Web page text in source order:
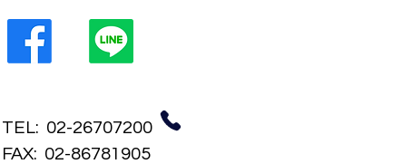
TEL: 02-26707200
FAX: 02-86781905